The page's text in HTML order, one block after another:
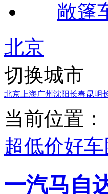
敞篷
北京
切换城市
北京 上海广州沈阳长春昆明
当前位置：
超低价好车
一汽马自